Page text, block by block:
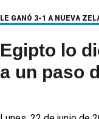
LE GANÓ 3-1 A NUEVA
Egipto lo
a un paso